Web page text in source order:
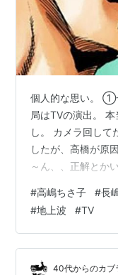
個人的な思い。 ①
局はTVの演出。
し。 カメラ回して
したが、高橋が原
～ん、、正解とか
そんなに厳しく争
足。 あとちさ子。
いてて不快なとき
っているようだが
人、自分を常識人
#高嶋ちさ子 #長
#地上波 #TV
40代からのカブ